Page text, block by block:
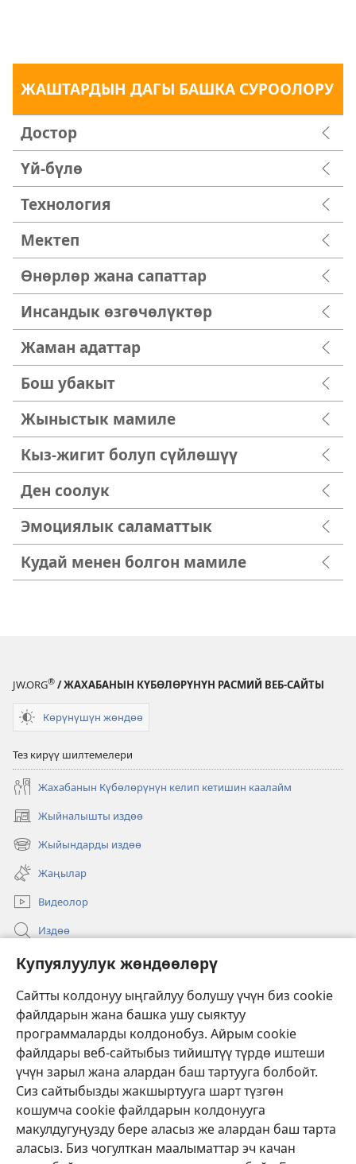
Купуялуулук жөндөөлөрү
Сайтты колдонуу ыңгайлуу болушу үчүн биз cookie
файлдарын жана башка ушу сыяктуу
программаларды колдонобуз. Айрым cookie
файлдары веб-сайтыбыз тийиштүү түрдө иштеши
үчүн зарыл жана алардан баш тартууга болбойт.
Сиз сайтыбызды жакшыртууга шарт түзгөн
кошумча cookie файлдарын колдонууга
макулдугуңузду бере аласыз же алардан баш тарта
аласыз. Биз чогулткан маалыматтар эч качан
ЖАШТАРДЫН ДАГЫ БАШКА СУРООЛОРУ
Достор
Үй-бүлө
Технология
Мектеп
Өнөрлөр жана сапаттар
Инсандык өзгөчөлүктөр
Жаман адаттар
Бош убакыт
Жыныстык мамиле
Кыз-жигит болуп сүйлөшүү
Ден соолук
Эмоциялык саламаттык
Кудай менен болгон мамиле
JW.ORG® / ЖАХАБАНЫН КҮБӨЛӨРҮНҮН РАСМИЙ ВЕБ-САЙТЫ
Көрүнүшүн жөндөө
Тез кирүү шилтемелери
Жахабанын Күбөлөрүнүн келип кетишин каалайм
Жыйналышты издөө
(жаңы
терезе
ачат)
Жыйындарды издөө
(жаңы
терезе
ачат)
Жаңылар
Видеолор
Издөө
Бийлик өкүлдөрү үчүн маалымат
Тартуулар
(жаңы
терезе
ачат)
ОНЛАЙН КИТЕПКАНА
(жаңы
терезе
ачат) JW Hub
(жаңы
терезе
ачат) JW Library